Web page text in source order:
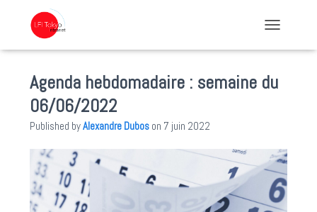
Agenda hebdomadaire : semaine du
06/06/2022
Published byAlexandre Dubos on 7 juin 2022